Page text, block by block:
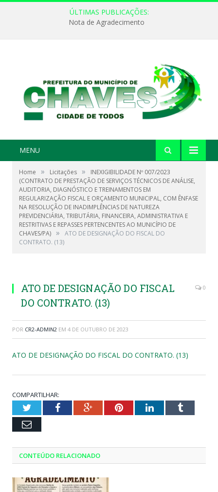
ÚLTIMAS PUBLICAÇÕES:
Nota de Agradecimento
MENU
Home » Licitações »
INEXIGIBILIDADE Nº 007/2023
(CONTRATO DE PRESTAÇÃO DE SERVIÇOS TÉCNICOS DE ANÁLISE,
AUDITORIA, DIAGNÓSTICO E TREINAMENTOS EM
REGULARIZAÇÃO FISCAL E ORÇAMENTO MUNICIPAL, COM ÊNFASE
NA RESOLUÇÃO DE INADIMPLÊNCIAS DE NATUREZA
PREVIDENCIÁRIA, TRIBUTÁRIA, FINANCEIRA, ADMINISTRATIVA E
RESTRITIVAS E REPASSES PERTENCENTES AO MUNICÍPIO DE
CHAVES/PA) »
ATO DE DESIGNAÇÃO DO FISCAL DO
CONTRATO. (13)
ATO DE DESIGNAÇÃO DO FISCAL
DO CONTRATO. (13)
0
POR CR2-ADMIN2 EM 4 DE OUTUBRO DE 2023
ATO DE DESIGNAÇÃO DO FISCAL DO CONTRATO. (13)
COMPARTILHAR:
TwitterFacebookGoogle+PinterestLinkedInTumblr
Email
CONTEÚDO RELACIONADO